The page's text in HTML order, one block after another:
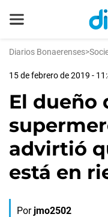
Diarios Bonaerenses>
15 de febrero de 2019 -
El dueño
advirtió
está en
Por jmo2502